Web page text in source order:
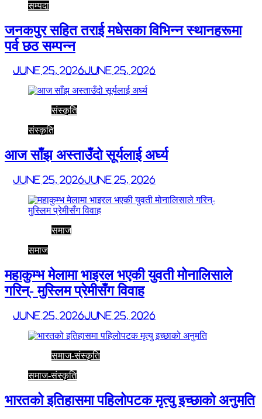
सम्पदा
जनकपुर सहित तराई मधेसका विभिन्न स्थानहरूमा
पर्व छठ सम्पन्न
June 25, 2026June 25, 2026
संस्कृति
संस्कृति
आज साँझ अस्ताउँदो सूर्यलाई अर्घ्य
June 25, 2026June 25, 2026
समाज
समाज
महाकुम्भ मेलामा भाइरल भएकी युवती मोनालिसाले
गरिन्- मुस्लिम प्रेमीसँग विवाह
June 25, 2026June 25, 2026
समाज-संस्कृति
समाज-संस्कृति
भारतको इतिहासमा पहिलोपटक मृत्यु इच्छाको अनुमति